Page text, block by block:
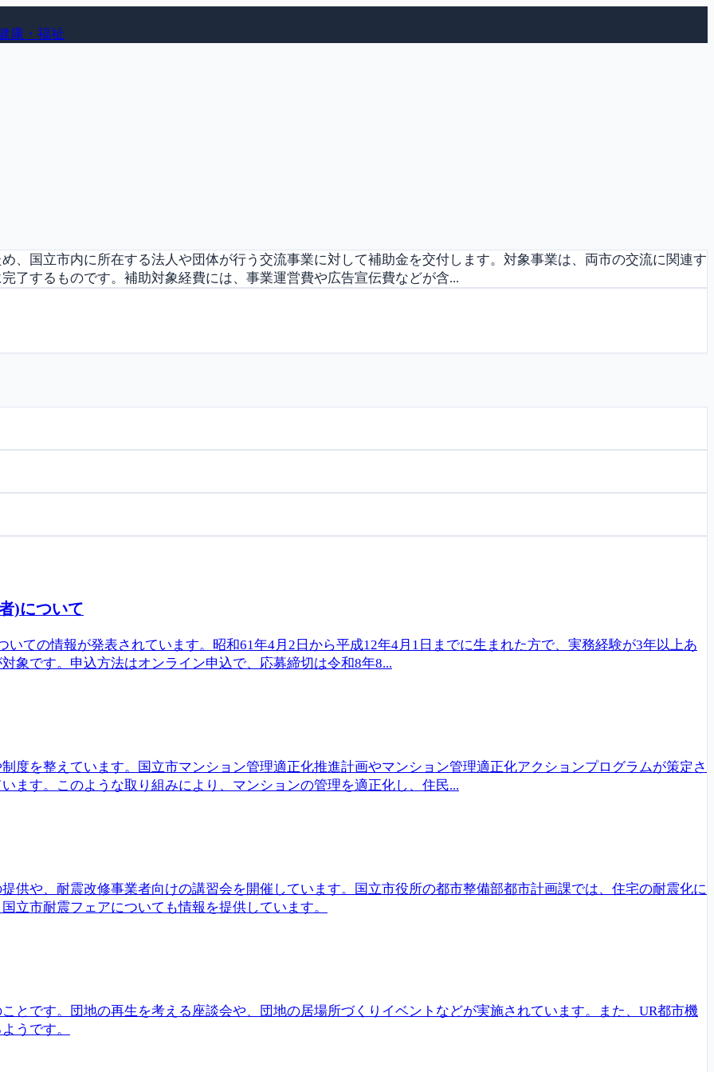
康・福祉
、国立市内に所在する法人や団体が行う交流事業に対して補助金を交付します。対象事業は、両市の交流に関連す
了するものです。補助対象経費には、事業運営費や広告宣伝費などが含...
)について
ての情報が発表されています。昭和61年4月2日から平成12年4月1日までに生まれた方で、実務経験が3年以上あ
象です。申込方法はオンライン申込で、応募締切は令和8年8...
度を整えています。国立市マンション管理適正化推進計画やマンション管理適正化アクションプログラムが策定さ
ます。このような取り組みにより、マンションの管理を適正化し、住民...
供や、耐震改修事業者向けの講習会を開催しています。国立市役所の都市整備部都市計画課では、住宅の耐震化に
立市耐震フェアについても情報を提供しています。
とです。団地の再生を考える座談会や、団地の居場所づくりイベントなどが実施されています。また、UR都市機
うです。